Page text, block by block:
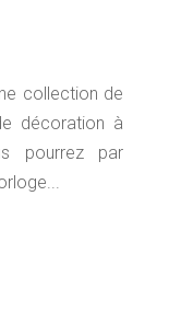
collection de
décoration à
pourrez par